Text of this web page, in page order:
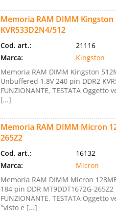
Memoria RAM DIMM Kingston
KVR533D2N4/512
Cod. art.:
21116
Marca:
Kingston
Memoria RAM DIMM Kingston
Unbuffered 1.8V 240 pin DDR2
FUNZIONANTE, TESTATA Oggetto
[...]
Memoria RAM DIMM Micron
265Z2
Cod. art.:
16132
Marca:
Micron
Memoria RAM DIMM Micron
184 pin DDR MT9DDT1672G-265Z2
FUNZIONANTE, TESTATA Oggetto
"visto e [...]